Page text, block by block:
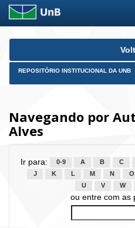
Skip
REPOSITÓRIO INSTITUCIONAL DA UNB
Navegando por
Alves
Ir para: 0-9 A B C
J
K L M N O
U
V W
ou entre com as